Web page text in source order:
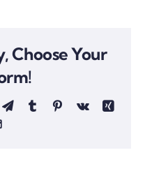
Choose Your
TelegramTumblrPinterest
Vk
Xing
Email